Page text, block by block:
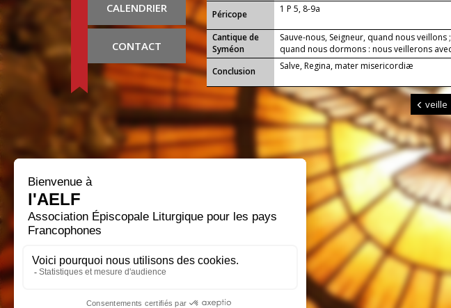
CALENDRIER
CONTACT
Péricope
1 P 5, 8-9a
Cantique de
Syméon
Sauve-nous, Seigneur, quand nous veillons
quand nous dormons : nous veillerons
Conclusion
Salve, Regina, mater misericordiæ
veille